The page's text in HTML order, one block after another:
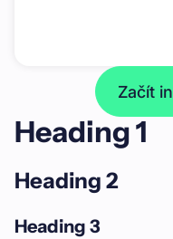
Začít
Heading 1
Heading 2
Heading 3